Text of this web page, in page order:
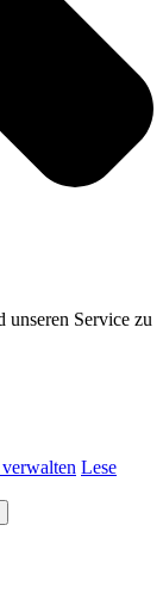
unseren Service zu
Lese